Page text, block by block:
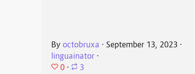
Byoctobruxa ⋅ September 13, 2023 ⋅
linguainator ⋅
0 ⋅ 3